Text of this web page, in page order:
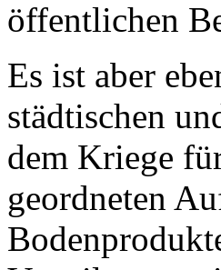
öffentlichen
Es ist aber
städtischen
dem Kriege
geordneten